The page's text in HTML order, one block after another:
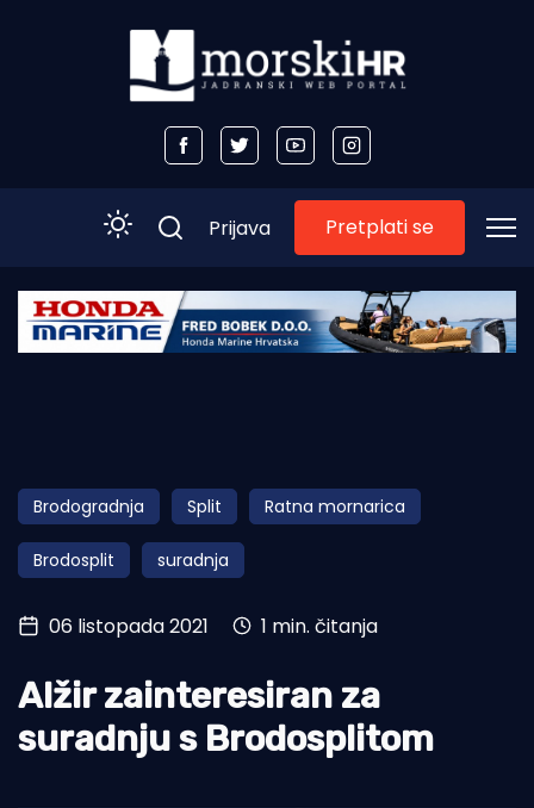
Početna
Obala
Otoci
Turizam i nautika
Pomorstvo
Ribolov
Prijava Pretplati se
Brodogradnja Split Ratna mornarica
Brodosplit suradnja
06 listopada 2021 1 min. čitanja
Alžir zainteresiran za
suradnju s Brodosplitom